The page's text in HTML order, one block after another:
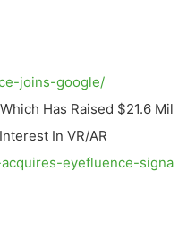
joins-google/
Has Raised $21.6 Mil
In VR/AR
eyefluence-signa